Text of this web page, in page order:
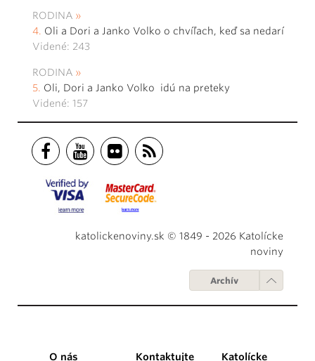
RODINA
Oli a Dori a Janko Volko o chvíľach, keď sa nedarí
Videné: 243
RODINA
Oli, Dori a Janko Volko idú na preteky
Videné: 157
katolickenoviny.sk © 1849 - 2026 Katolícke
noviny
Archív
O nás
Kontaktujte
Katolícke